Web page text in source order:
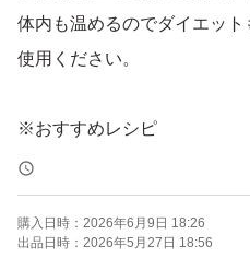
体内も温めるのでダイエッ
使用ください。
※おすすめレシピ
生姜焼き
生姜シロップ
生姜湯
購入日時： 2026年6月9日 18:26
出品日時： 2026年5月27日 18:56